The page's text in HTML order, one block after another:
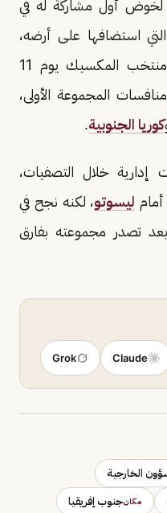
أول مشاركة له في
كأس العالم منذ نسخة 2010 التي استضافها على أرضه،
حيث يفتتح مشواره بمواجهة منتخب المكسيك يوم 11
المجموعة الأولى،
كوريا الجنوبية.
خلال التصفيات،
ليسوتو، لكنه نجح في
تصدر مجموعته بفارق
Claude
Grok
الخارجية
مكانجنوب إفريقيا